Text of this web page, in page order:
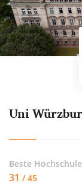
Uni
Beste
31 / 45